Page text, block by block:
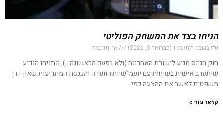
הניחו בצד את המשחק הפוליטי
ט״ז בשבט ה׳תשפ״ו (פברואר 3, 2026) אין תגובות
חוק הגיוס מגיע לישורת האחרונה (ולא בפעם הראשונה…), ונתניהו הודיע
שיתערב אישית בשיחות עם יועמ"שיות הוועדה והכנסת המתריעות שאין דרך
משפטית לאשר את ההצעה כפי
קראו עוד »